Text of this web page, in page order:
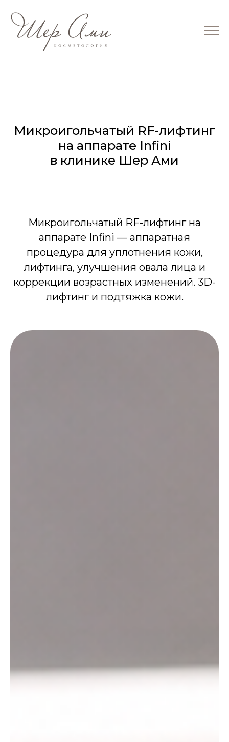
Микроигольчатый RF-лифтинг
на аппарате Infini
в клинике Шер Ами
Микроигольчатый RF-лифтинг на
аппарате Infini — аппаратная
процедура для уплотнения кожи,
лифтинга, улучшения овала лица и
коррекции возрастных изменений. 3D-
лифтинг и подтяжка кожи.